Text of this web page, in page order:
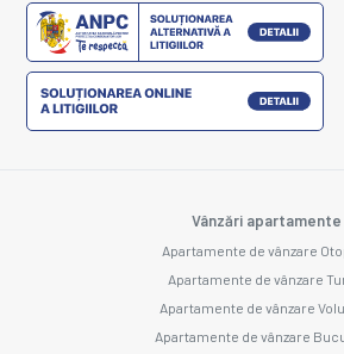
Vânzări apartamente
Apartamente de vânzare
Apartamente de vânzare
Apartamente de vânzare
Apartamente de vânzare